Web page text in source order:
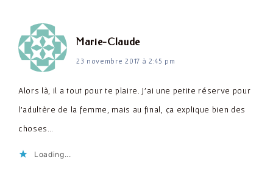
Marie-Claudedit :
23 novembre 2017 à 2:45 pm
Alors là, il a tout pour te plaire. J'ai une petite réserve pour
l'adultère de la femme, mais au final, ça explique bien des
choses…
Loading...